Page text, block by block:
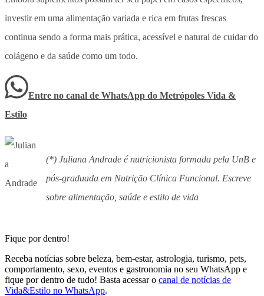
investir em uma alimentação variada e rica em frutas frescas
continua sendo a forma mais prática, acessível e natural de cuidar do
colágeno e da saúde como um todo.
Entre no canal de WhatsApp do Metrópoles Vida &
Estilo
(*) Juliana Andrade é nutricionista formada pela UnB e
pós-graduada em Nutrição Clínica Funcional. Escreve
sobre alimentação, saúde e estilo de vida
Fique por dentro!
Receba notícias sobre beleza, bem-estar, astrologia, turismo, pets,
comportamento, sexo, eventos e gastronomia no seu WhatsApp e
fique por dentro de tudo! Basta acessar o canal de notícias de
Vida&Estilo no WhatsApp.